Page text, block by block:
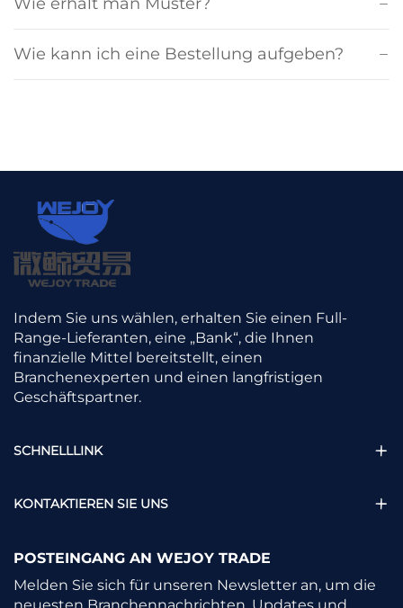
Wie kann ich eine Bestellung aufgeben?
Indem Sie uns wählen, erhalten Sie einen Full-
Range-Lieferanten, eine „Bank“, die Ihnen
finanzielle Mittel bereitstellt, einen
Branchenexperten und einen langfristigen
Geschäftspartner.
SCHNELLLINK
KONTAKTIEREN SIE UNS
POSTEINGANG AN WEJOY TRADE
Melden Sie sich für unseren Newsletter an, um die